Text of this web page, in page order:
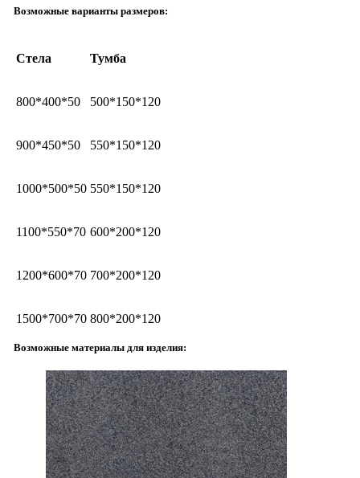
Возможные варианты размеров:
Стела Тумба
800*400*50 500*150*120
900*450*50 550*150*120
1000*500*50 550*150*120
1100*550*70 600*200*120
1200*600*70 700*200*120
1500*700*70 800*200*120
Возможные материалы для изделия: